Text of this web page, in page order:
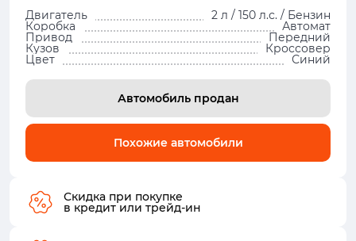
Двигатель 2 л / 150 л.с. / Бензин
Коробка Автомат
Привод Передний
Кузов Кроссовер
Цвет Синий
Автомобиль продан
Похожие автомобили
Скидка при покупке
в кредит или трейд-ин